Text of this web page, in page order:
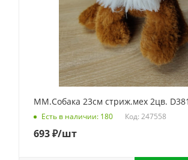
ММ.Собака 23см стриж.мех 2цв.
Есть в наличии: 180 Код: 247558
693₽/шт